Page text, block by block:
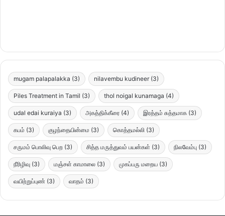
mugam palapalakka (3) nilavembu kudineer (3)
Piles Treatment in Tamil (3) thol noigal kunamaga (4)
udal edai kuraiya (3) அகத்திக்கீரை (4) இரத்தம் சுத்தமாக (3)
கபம் (3) குழந்தையின்மை (3) கொத்தமல்லி (3)
சருமம் பொலிவு பெற (3) சித்த மருத்துவம் பயன்கள் (3) நிலவேம்பு (3)
நீரிழிவு (3) மஞ்சள் காமாலை (3) முகப்பரு மறைய (3)
வயிற்றுப்புண் (3) வாதம் (3)